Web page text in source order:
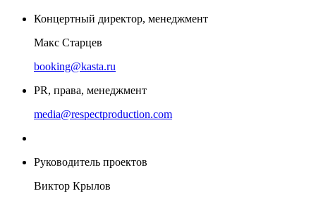
Концертный директор, менеджмент
Макс Старцев
booking@kasta.ru
PR, права, менеджмент
media@respectproduction.com
Руководитель проектов
Виктор Крылов